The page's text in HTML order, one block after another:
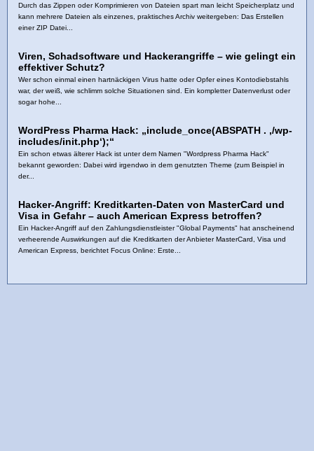
Durch das Zippen oder Komprimieren von Dateien spart man leicht Speicherplatz und
kann mehrere Dateien als einzenes, praktisches Archiv weitergeben: Das Erstellen
einer ZIP Datei...
Viren, Schadsoftware und Hackerangriffe – wie gelingt ein
effektiver Schutz?
Wer schon einmal einen hartnäckigen Virus hatte oder Opfer eines Kontodiebstahls
war, der weiß, wie schlimm solche Situationen sind. Ein kompletter Datenverlust oder
sogar hohe...
WordPress Pharma Hack: „include_once(ABSPATH . ‚/wp-
includes/init.php‘);“
Ein schon etwas älterer Hack ist unter dem Namen "Wordpress Pharma Hack"
bekannt geworden: Dabei wird irgendwo in dem genutzten Theme (zum Beispiel in
der...
Hacker-Angriff: Kreditkarten-Daten von MasterCard und
Visa in Gefahr – auch American Express betroffen?
Ein Hacker-Angriff auf den Zahlungsdienstleister "Global Payments" hat anscheinend
verheerende Auswirkungen auf die Kreditkarten der Anbieter MasterCard, Visa und
American Express, berichtet Focus Online: Erste...